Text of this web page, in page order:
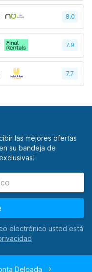
8.0
7.9
7.7
las mejores ofertas
su bandeja de
electrónico usted está
Delgada